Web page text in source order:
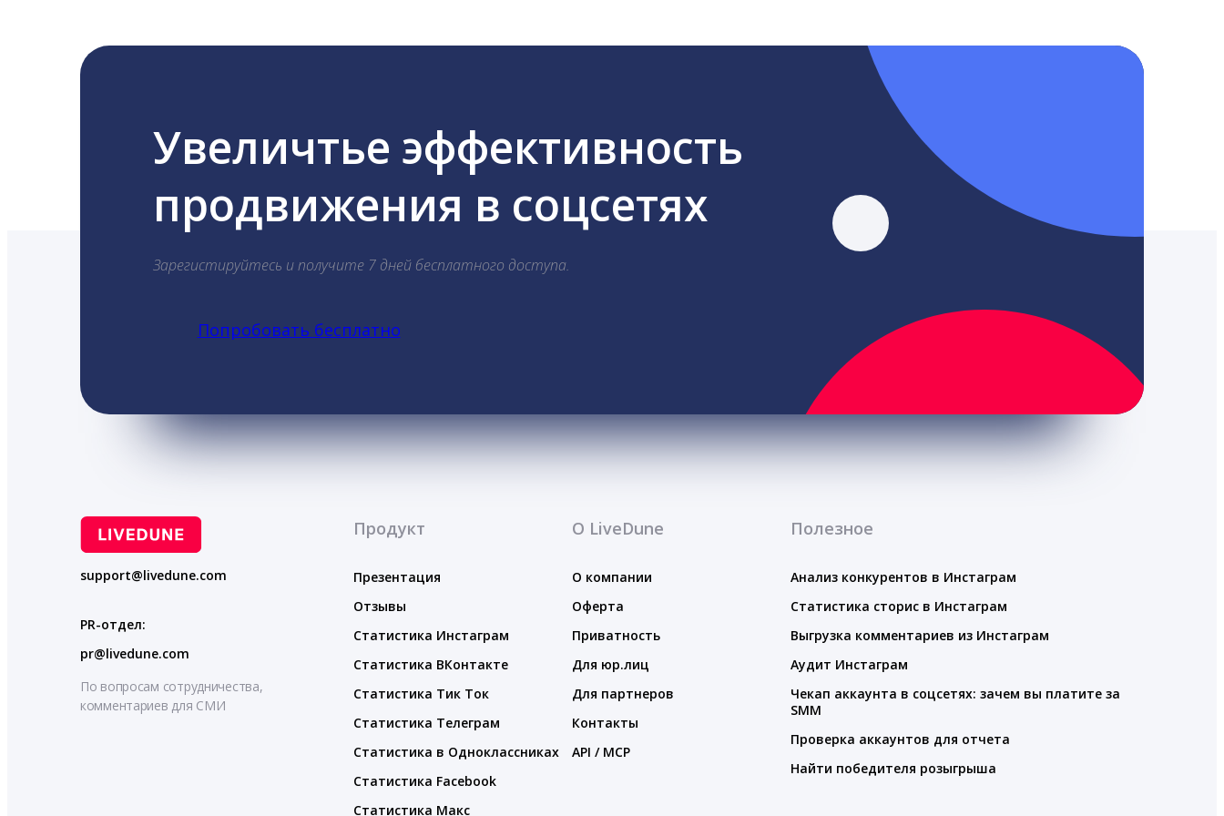
Увеличтье эффективность
продвижения в соцсетях
Зарегистируйтесь и получите 7 дней бесплатного доступа.
Попробовать бесплатно
support@livedune.com
PR-отдел:
pr@livedune.com
По вопросам сотрудничества,
комментариев для СМИ
Продукт
Презентация
Отзывы
Статистика Инстаграм
Статистика ВКонтакте
Статистика Тик Ток
Статистика Телеграм
Статистика в Одноклассниках
Статистика Facebook
Статистика Макс
О LiveDune
О компании
Оферта
Приватность
Для юр.лиц
Для партнеров
Контакты
API / MCP
Полезное
Анализ конкурентов в Инстаграм
Статистика сторис в Инстаграм
Выгрузка комментариев из Инстаграм
Аудит Инстаграм
Чекап аккаунта в соцсетях: зачем вы платите за
SMM
Проверка аккаунтов для отчета
Найти победителя розыгрыша